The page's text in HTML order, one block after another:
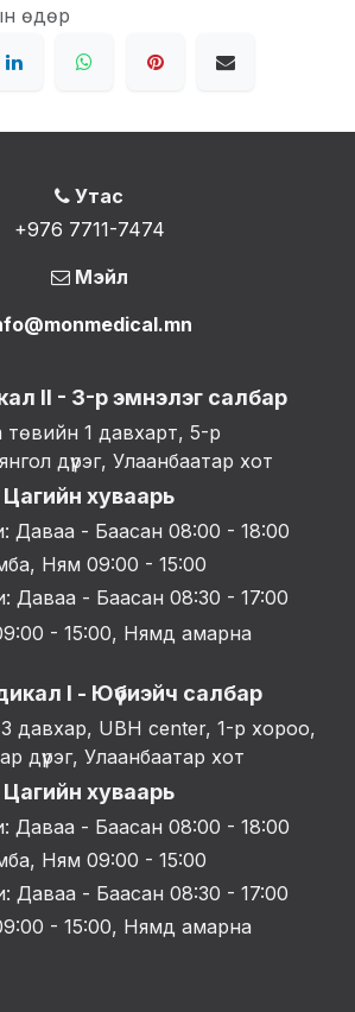
өдөр
Утас
+976 7711-7474
Мэйл
II - 3-р эмнэлэг салбар
төвийн 1 давхарт, 5-р
дүүрэг, Улаанбаатар хот
Цагийн хуваарь
Даваа - Баасан 08:00 - 18:00
Ням 09:00 - 15:00
Даваа - Баасан 08:30 - 17:00
- 15:00, Нямд амарна
I - Юүбиэйч салбар
давхар, UBH center, 1-р хороо,
дүүрэг, Улаанбаатар хот
Цагийн хуваарь
Даваа - Баасан 08:00 - 18:00
Ням 09:00 - 15:00
Даваа - Баасан 08:30 - 17:00
- 15:00, Нямд амарна